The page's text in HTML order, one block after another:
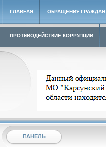
ГЛАВНАЯ ОБРАЩЕНИЯ ГРАЖДАН
ПРОТИВОДЕЙСТВИЕ КОРРУПЦИИ
Архивный сайт
ПАНЕЛЬ